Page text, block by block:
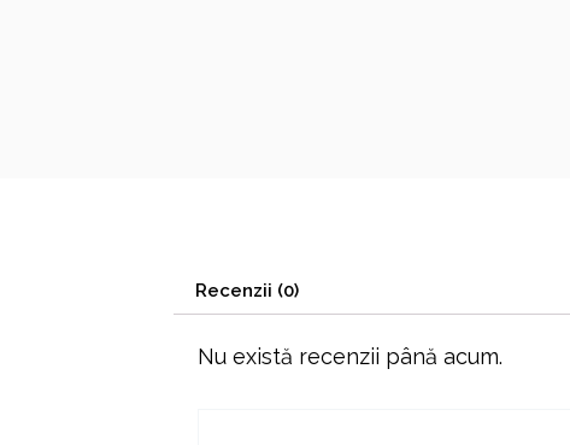
Recenzii (0)
Nu există recenzii până acum.